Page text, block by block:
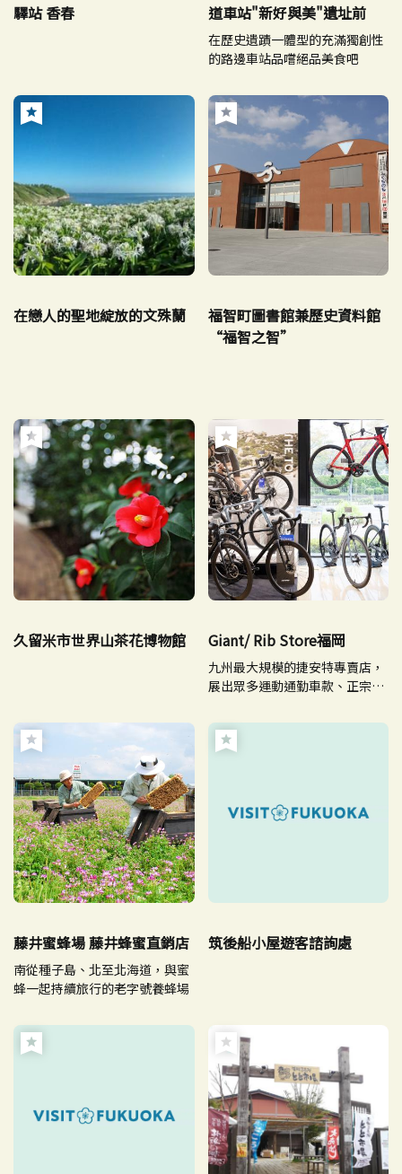
驛站 香春 道車站"新好與美"遺址前
在歷史遺蹟一體型的充滿獨創性
的路邊車站品嚐絕品美食吧
在戀人的聖地綻放的文殊蘭
福智町圖書館兼歷史資料館
“福智之智”
久留米市世界山茶花博物館 Giant/ Rib Store福岡
九州最大規模的捷安特專賣店，
展出眾多運動通勤車款、正宗公
藤井蜜蜂場 藤井蜂蜜直銷店
南從種子島、北至北海道，與蜜
蜂一起持續旅行的老字號養蜂場
筑後船小屋遊客諮詢處